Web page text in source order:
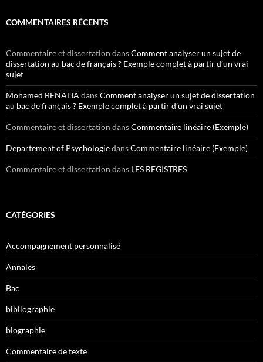
COMMENTAIRES RÉCENTS
Commentaire et dissertation dansComment analyser un sujet de
dissertation au bac de français ? Exemple complet à partir d’un vrai
sujet
Mohamed BENALIA dansComment analyser un sujet de dissertation
au bac de français ? Exemple complet à partir d’un vrai sujet
Commentaire et dissertation dansCommentaire linéaire (Exemple)
Departement of PsychologiedansCommentaire linéaire (Exemple)
Commentaire et dissertation dans LES REGISTRES
CATÉGORIES
Accompagnement personnalisé
Annales
Bac
bibliographie
biographie
Commentaire de texte